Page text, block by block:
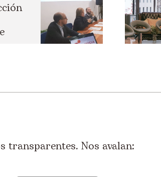
transparentes. Nos avalan: